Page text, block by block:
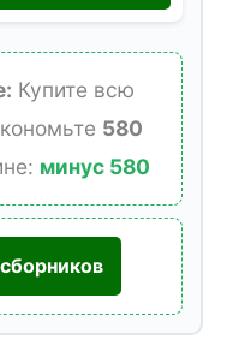
Купите всю
580
минус 580